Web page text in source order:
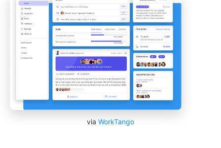
via WorkTango